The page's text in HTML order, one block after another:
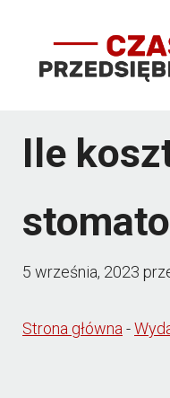
Ile
5 września, 2023
Strona główna-